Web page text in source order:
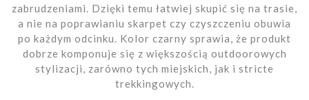
zabrudzeniami. Dzięki temu łatwiej skupić się na trasie,
a nie na poprawianiu skarpet czy czyszczeniu obuwia
po każdym odcinku. Kolor czarny sprawia, że produkt
dobrze komponuje się z większością outdoorowych
stylizacji, zarówno tych miejskich, jak i stricte
trekkingowych.